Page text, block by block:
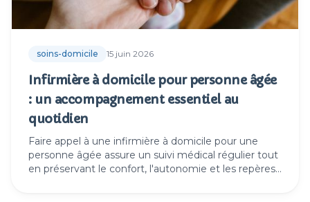
soins-domicile 15 juin 2026
Infirmière à domicile pour personne âgée
: un accompagnement essentiel au
quotidien
Faire appel à une infirmière à domicile pour une
personne âgée assure un suivi médical régulier tout
en préservant le confort, l'autonomie et les repères